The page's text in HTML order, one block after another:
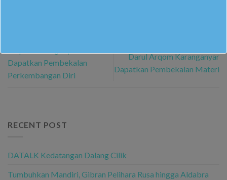
Dapatkan Pembekalan
Perkembangan Diri
Darul Arqom Karanganyar
Dapatkan Pembekalan Materi
RECENT POST
DATALK Kedatangan Dalang Cilik
Tumbuhkan Mandiri, Gibran Pelihara Rusa hingga Aldabra